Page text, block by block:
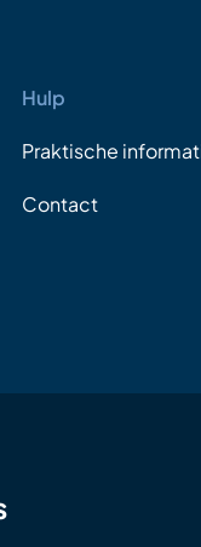
Hulp
Praktische
Contact